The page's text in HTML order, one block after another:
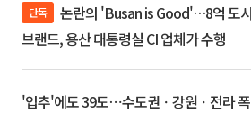
단독
브랜드, 용산 대통령실 CI 업체가 수행
'입추'에도 39도⋯수도권ㆍ강원ㆍ전라 폭